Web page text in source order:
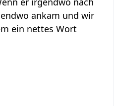
ankam und wir
ein nettes Wort